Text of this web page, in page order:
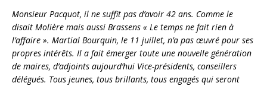
Monsieur Pacquot, il ne suffit pas d’avoir 42 ans. Comme le
disait Molière mais aussi Brassens « Le temps ne fait rien à
l’affaire ». Martial Bourquin, le 11 juillet, n’a pas œuvré pour ses
propres intérêts. Il a fait émerger toute une nouvelle génération
de maires, d’adjoints aujourd’hui Vice-présidents, conseillers
délégués. Tous jeunes, tous brillants, tous engagés qui seront